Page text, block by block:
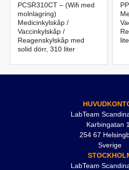
PCSR310CT – (Wifi med
molnlagring)
Medicinkylskåp /
Vaccinkylskåp /
Reagenskylskåp med
solid dörr, 310 liter
LabTeam
Karbingatan
254 67
Sverige
LabTeam